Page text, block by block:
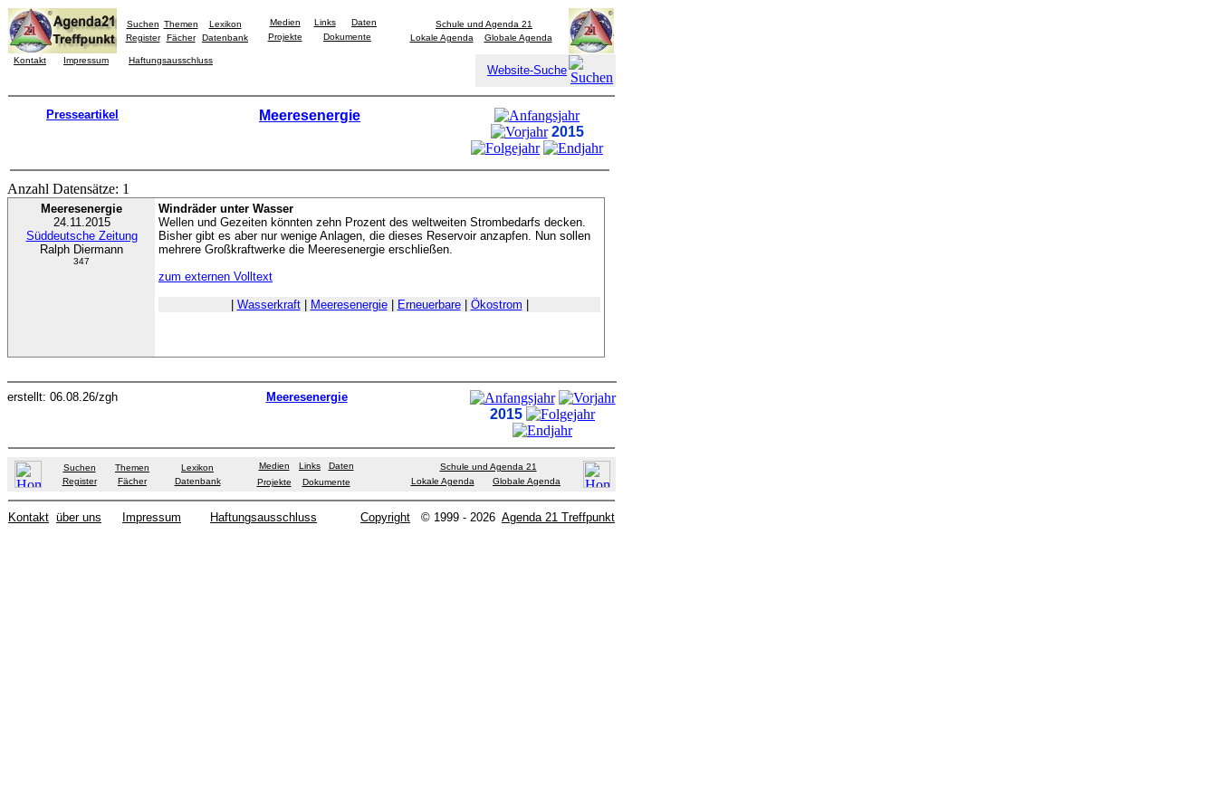
Suchen Themen
Lexikon
Register
Fächer Datenbank
Medien Links
Daten
Projekte
Dokumente
Schule und Agenda 21
Lokale Agenda
Globale Agenda
Kontakt Impressum Haftungsausschluss
Website-Suche
Presseartikel
Meeresenergie
2015
Anzahl Datensätze: 1
Meeresenergie
24.11.2015
Süddeutsche Zeitung
Ralph Diermann
347
Windräder unter Wasser
Wellen und Gezeiten könnten zehn Prozent des weltweiten Strombedarfs decken.
Bisher gibt es aber nur wenige Anlagen, die dieses Reservoir anzapfen. Nun sollen
mehrere Großkraftwerke die Meeresenergie erschließen.
zum externen Volltext
Wasserkraft| Meeresenergie| Erneuerbare| Ökostrom
erstellt: 06.08.26/zgh Meeresenergie
2015
Suchen Themen
Lexikon
Register
Fächer Datenbank
Medien Links
Daten
Projekte
Dokumente
Schule und Agenda 21
Lokale Agenda
Globale Agenda
Kontakt über uns Impressum Haftungsausschluss Copyright © 1999 - 2026 Agenda 21 Treffpunkt